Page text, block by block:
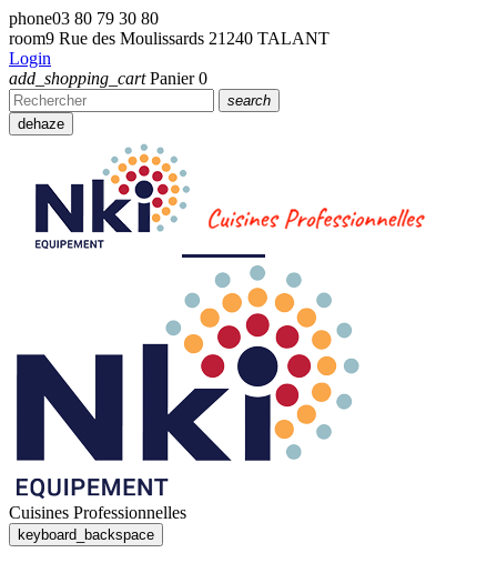
phone03 80 79 30 80
room9 Rue des Moulissards 21240 TALANT
Login
add_shopping_cart Panier 0
search
dehaze
Cuisines Professionnelles
keyboard_backspace